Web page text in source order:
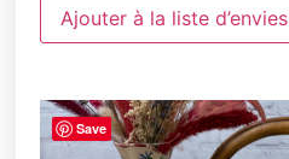
Ajouter à la liste d’envies
Save